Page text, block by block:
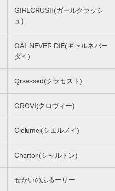
GIRLCRUSH(ガールクラッシ
ュ)
GAL NEVER DIE(ギャルネバー
ダイ)
Qrsessed(クラセスト)
GROVI(グロヴィー)
Cielumei(シエルメイ)
Charton(シャルトン)
せかいのふるーりー